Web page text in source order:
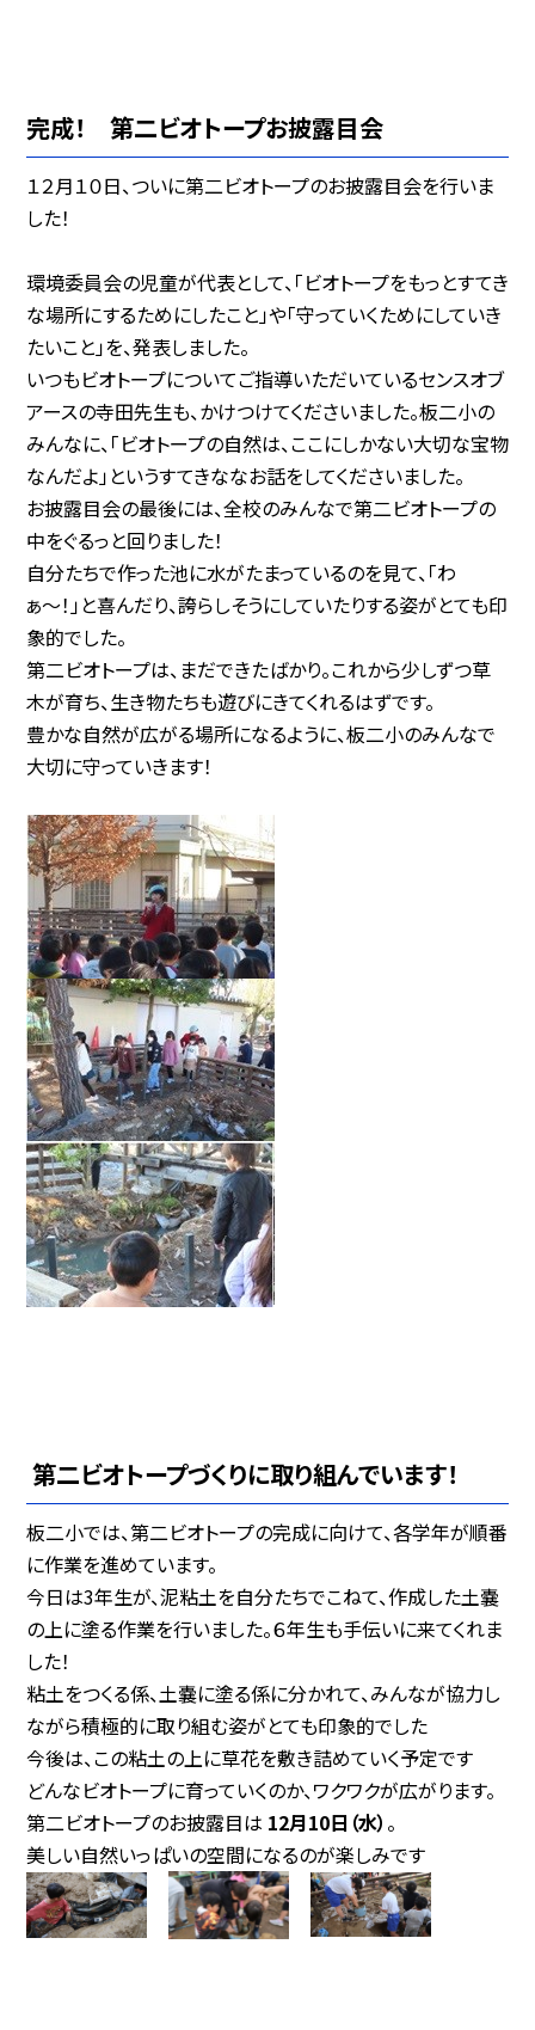
完成！ 第二ビオトープお披露目会
１２月１０日、ついに第二ビオトープのお披露目会を行いま
した！
環境委員会の児童が代表として、「ビオトープをもっとすてき
な場所にするためにしたこと」や「守っていくためにしていき
たいこと」を、発表しました。
いつもビオトープについてご指導いただいているセンスオブ
アースの寺田先生も、かけつけてくださいました。板二小の
みんなに、「ビオトープの自然は、ここにしかない大切な宝物
なんだよ」というすてきななお話をしてくださいました。
お披露目会の最後には、全校のみんなで第二ビオトープの
中をぐるっと回りました！
自分たちで作った池に水がたまっているのを見て、「わ
ぁ〜！」と喜んだり、誇らしそうにしていたりする姿がとても印
象的でした。
第二ビオトープは、まだできたばかり。これから少しずつ草
木が育ち、生き物たちも遊びにきてくれるはずです。
豊かな自然が広がる場所になるように、板二小のみんなで
大切に守っていきます！
第二ビオトープづくりに取り組んでいます！
板二小では、第二ビオトープの完成に向けて、各学年が順番
に作業を進めています。
今日は3年生が、泥粘土を自分たちでこねて、作成した土嚢
の上に塗る作業を行いました。６年生も手伝いに来てくれま
した！
粘土をつくる係、土嚢に塗る係に分かれて、みんなが協力し
ながら積極的に取り組む姿がとても印象的でした
今後は、この粘土の上に草花を敷き詰めていく予定です
どんなビオトープに育っていくのか、ワクワクが広がります。
第二ビオトープのお披露目は 12月10日（水） 。
美しい自然いっぱいの空間になるのが楽しみです